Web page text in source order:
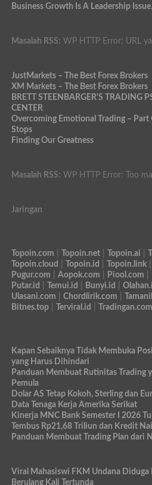
Business Growth Is A Leadership
Masalah RSS: WP HTTP Error: URL
JustMarkets – The Best Forex Brokers
XM Markets – The Best Forex Brokers
BRETT STEENBARGER'S TRADING
CENTER
Overcoming Emotional Trading – Part
Stops
Finding Our Greatness
Masalah RSS: WP HTTP Error: Too
Jaringan
Topoin.com Topoin.net| Topoin.ai
Topoin.cloud
Topoin.id Topoin.link|
Pugur.com
Aopok.com Piool.com
Putar.id
Temui.id Bunyi.id
Ulasani.com
Chordlirik.com
Bitnes.top| Terviral.id Tradingan.com
Kapan Sebaiknya Tidak Membuka
yang Harus Dihindari
Panduan Membuat Rutinitas Trading
Pemula
Dolar AS Tetap Kokoh, Sterling dan
Data Tenaga Kerja Amerika Serikat
Kinerja MNC Bank Semester I 2026
Tembus Rp21,68 Triliun dan Kredit
Panduan Membuat Trading Plan dari
Viral Mahasiswi FKM Undana Diduga
Berulang Kali Tertunda